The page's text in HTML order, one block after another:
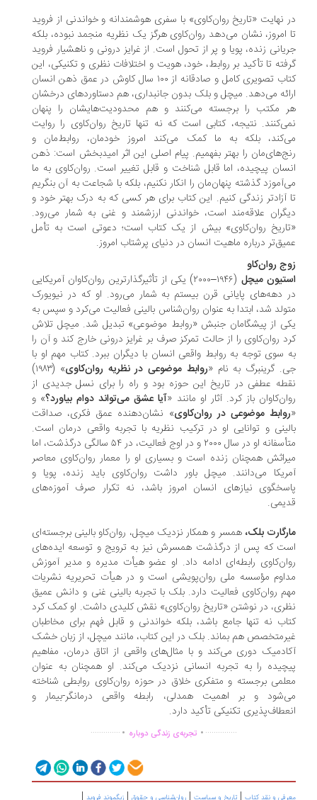
نهایت «تاریخ روان‌کاوی» با سفری هوشمندانه و خواندنی از فروید
امروز، نشان می‌دهد روان‌کاوی هرگز یک نظریه منجمد نبوده، بلکه
زنده، پویا و پر از تحول است. از غرایز درونی و ناهشیار فروید
تا تأکید بر روابط، خود، هویت و اختلافات نظری و تکنیکی، این
کتاب تصویری کامل و صادقانه از ۱۰۰ سال کاوش در عمق ذهن انسان
می‌دهد. میچل و بلک بدون جانبداری، هم دستاوردهای درخشان
مکتب را برجسته می‌کنند و هم محدودیت‌هایشان را پنهان
نتیجه، کتابی است که نه تنها تاریخ روان‌کاوی را روایت
بلکه به ما کمک می‌کند امروز خودمان، روابط‌مان و
را بهتر بفهمیم. پیام اصلی این اثر امیدبخش است: ذهن
پیچیده، اما قابل شناخت و قابل تغییر است. روان‌کاوی به ما
گذشته پنهان‌مان را انکار نکنیم، بلکه با شجاعت به آن بنگریم
آزادتر زندگی کنیم. این کتاب برای هر کسی که به درک بهتر خود و
علاقه‌مند است، خواندنی ارزشمند و غنی به شمار می‌رود.
روان‌کاوی» بیش از یک کتاب است؛ دعوتی است به تأمل
درباره ماهیت انسان در دنیای پرشتاب امروز.
روان‌کاو
میچل
(۱۹۴۶–۲۰۰۰) یکی از تأثیرگذارترین روان‌کاوان آمریکایی
دهه‌های پایانی قرن بیستم به شمار می‌رود. او که در نیویورک
شد، ابتدا به عنوان روان‌شناس بالینی فعالیت می‌کرد و سپس به
از پیشگامان جنبش «روابط موضوعی» تبدیل شد. میچل تلاش
روان‌کاوی را از حالت تمرکز صرف بر غرایز درونی خارج کند و آن را
سوی توجه به روابط واقعی انسان با دیگران ببرد. کتاب مهم او با
گرینبرگ به نام «روابط موضوعی در نظریه روان‌کاوی
» (۱۹۸۳)
عطفی در تاریخ این حوزه بود و راه را برای نسل جدیدی از
باز کرد. آثار او مانند «آیا عشق می‌تواند دوام بیاورد؟» و
روابط موضوعی در روان‌کاوی» نشان‌دهنده عمق فکری، صداقت
و توانایی او در ترکیب نظریه با تجربه واقعی درمان است.
متأسفانه او در سال ۲۰۰۰ و در اوج فعالیت، در ۵۴ سالگی درگذشت، اما
همچنان زنده است و بسیاری او را معمار روان‌کاوی معاصر
می‌دانند. میچل باور داشت روان‌کاوی باید زنده، پویا و
نیازهای انسان امروز باشد، نه تکرار صرف آموزه‌های
بلک،همسر و همکار نزدیک میچل، روان‌کاو بالینی برجسته‌ای
که پس از درگذشت همسرش نیز به ترویج و توسعه ایده‌های
رابطه‌ای ادامه داد. او عضو هیأت مدیره و مدیر آموزش
مؤسسه ملی روان‌پویشی است و در هیأت تحریریه نشریات
روان‌کاوی فعالیت دارد. بلک با تجربه بالینی غنی و دانش عمیق
در نوشتن «تاریخ روان‌کاوی» نقش کلیدی داشت. او کمک کرد
نه تنها جامع باشد، بلکه خواندنی و قابل فهم برای مخاطبان
هم بماند. بلک در این کتاب، مانند میچل، از زبان خشک
دوری می‌کند و با مثال‌های واقعی از اتاق درمان، مفاهیم
را به تجربه انسانی نزدیک می‌کند. او همچنان به عنوان
برجسته و متفکری خلاق در حوزه روان‌کاوی روابطی شناخته
و بر اهمیت همدلی، رابطه واقعی درمانگر-بیمار و
تکنیکی تأکید دارد.
...............
. تجربه‌ی زندگی دوباره.
..............